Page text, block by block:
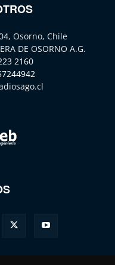
Osorno, Chile
DE OSORNO A.G.
2160